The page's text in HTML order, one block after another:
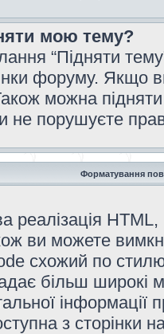
мою тему?
“Підняти
форуму. Якщо
можна
не порушуєте
Форматування
реалізація
ви можете
схожий по
більш
інформації
з сторінки